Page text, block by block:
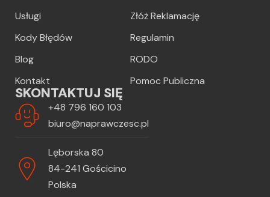
Usługi
Kody Błędów
Blog
Kontakt
Złóż Reklamację
Regulamin
RODO
Pomoc Publiczna
SKONTAKTUJ SIĘ
+48 796 160 103
biuro@naprawczesc.pl
Lęborska 80
84-241 Gościcino
Polska